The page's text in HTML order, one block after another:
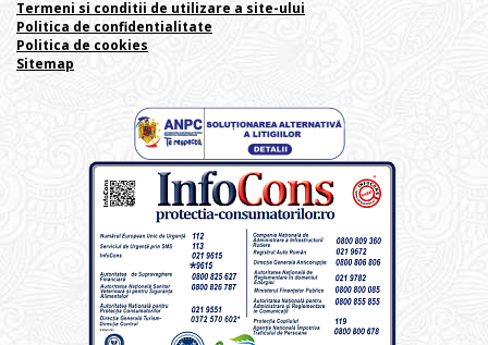
Termeni si conditii de utilizare a site-ului
Politica de confidentialitate
Politica de cookies
Sitemap